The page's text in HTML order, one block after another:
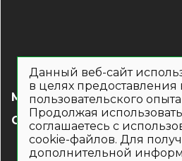
СОЦ СЕТИ
МЕНЮ
Данный веб-сайт
в целях предоставления
пользовательского
Продолжая
соглашаетесь с
cookie-файлов. Для
дополнительной